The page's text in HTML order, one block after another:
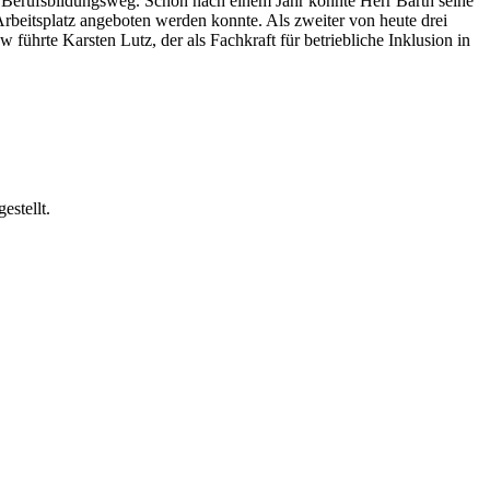
angeboten werden konnte. Als zweiter von heute drei
führte Karsten Lutz, der als Fachkraft für betriebliche Inklusion in